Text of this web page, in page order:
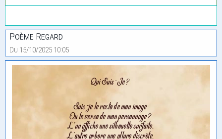
Poème Regard
Du 15/10/2025 10:05